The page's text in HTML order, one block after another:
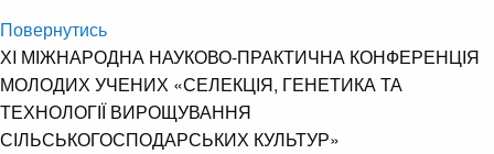
Повернутись
ХI МІЖНАРОДНА НАУКОВО-ПРАКТИЧНА КОНФЕРЕНЦІЯ
МОЛОДИХ УЧЕНИХ «СЕЛЕКЦІЯ, ГЕНЕТИКА ТА
ТЕХНОЛОГІЇ ВИРОЩУВАННЯ
СІЛЬСЬКОГОСПОДАРСЬКИХ КУЛЬТУР»